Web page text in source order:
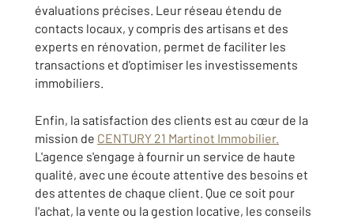
évaluations précises. Leur réseau étendu de
contacts locaux, y compris des artisans et des
experts en rénovation, permet de faciliter les
transactions et d'optimiser les investissements
immobiliers.
Enfin, la satisfaction des clients est au cœur de la
mission de CENTURY 21 Martinot Immobilier.
L'agence s'engage à fournir un service de haute
qualité, avec une écoute attentive des besoins et
des attentes de chaque client. Que ce soit pour
l'achat, la vente ou la gestion locative, les conseils